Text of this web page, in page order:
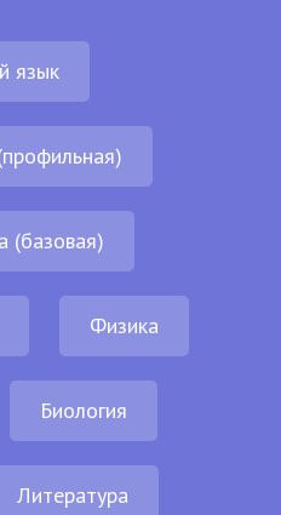
язык
(базовая)
Физика
Биология
Литература